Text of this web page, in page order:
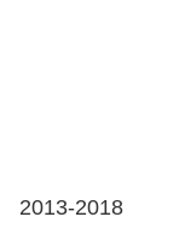
2013-2018
g